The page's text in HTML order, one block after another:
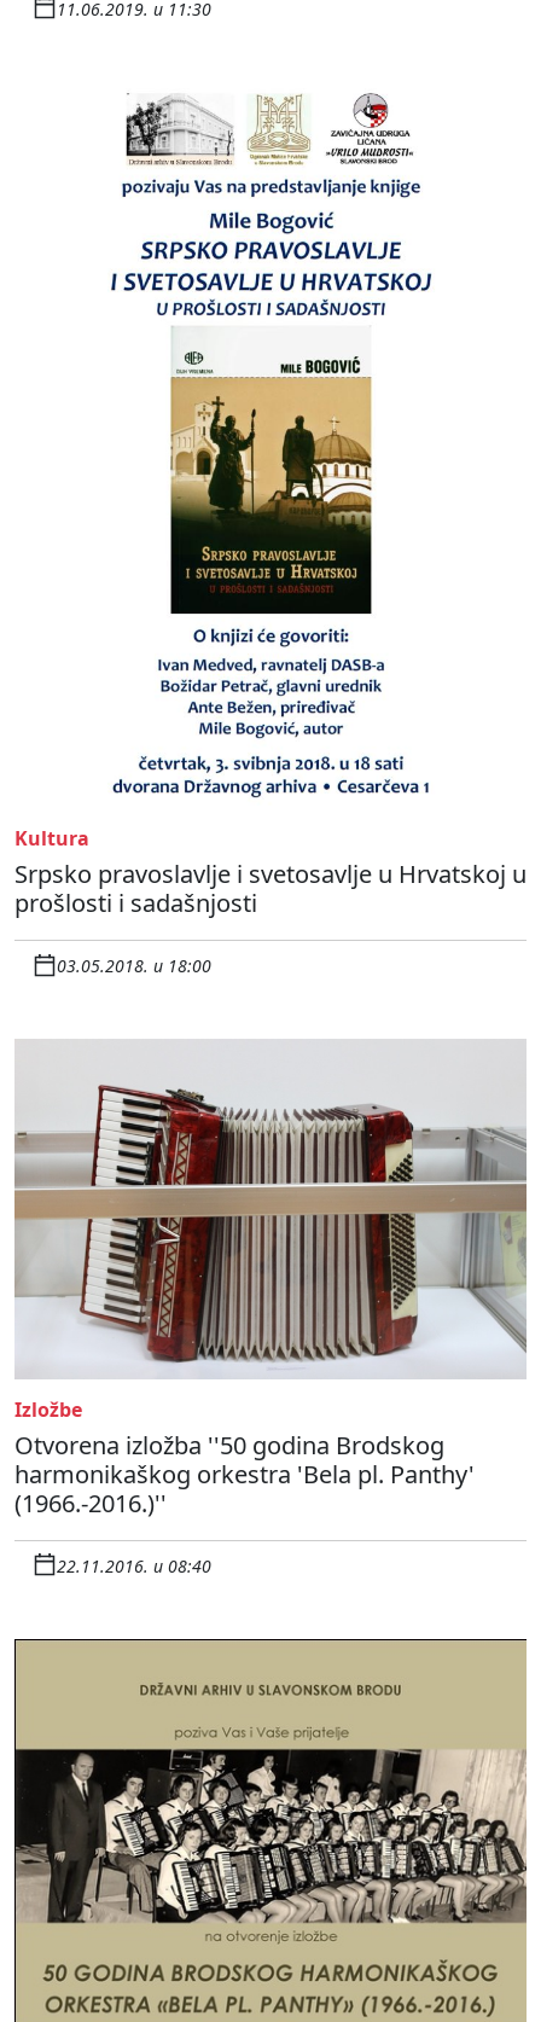
11.06.2019. u 11:30
Kultura
Srpsko pravoslavlje i svetosavlje u Hrvatskoj u
prošlosti i sadašnjosti
03.05.2018. u 18:00
Izložbe
Otvorena izložba ''50 godina Brodskog
harmonikaškog orkestra 'Bela pl. Panthy'
(1966.-2016.)''
22.11.2016. u 08:40